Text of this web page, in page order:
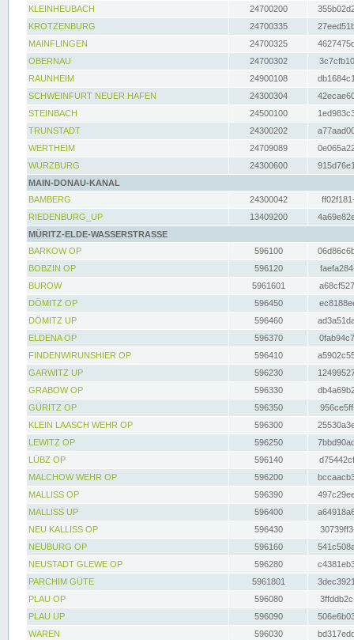
KLEINHEUBACH 24700200
KROTZENBURG
24700335
MAINFLINGEN
24700325
OBERNAU
24700302
RAUNHEIM
24900108
SCHWEINFURT NEUER HAFEN
24300304
STEINBACH
24500100
TRUNSTADT
24300202
WERTHEIM
24709089
WÜRZBURG
24300600
MAIN-DONAU-KANAL
BAMBERG
24300042
RIEDENBURG_UP
13409200
MÜRITZ-ELDE-WASSERSTRASSE
BARKOW OP
596100
BOBZIN OP
596120
BUROW
5961601
DÖMITZ OP
596450
DÖMITZ UP
596460
ELDENA OP
596370
FINDENWIRUNSHIER OP
596410
GARWITZ UP
596230
GRABOW OP
596330
GÜRITZ OP
596350
KLEIN LAASCH WEHR OP
596300
LEWITZ OP
596250
LÜBZ OP
596140
MALCHOW WEHR OP
596200
MALLISS OP
596390
MALLISS UP
596400
NEU KALLISS OP
596430
NEUBURG OP
596160
NEUSTADT GLEWE OP
596280
PARCHIM GÜTE
5961801
PLAU OP
596080
PLAU UP
596090
WAREN
596030